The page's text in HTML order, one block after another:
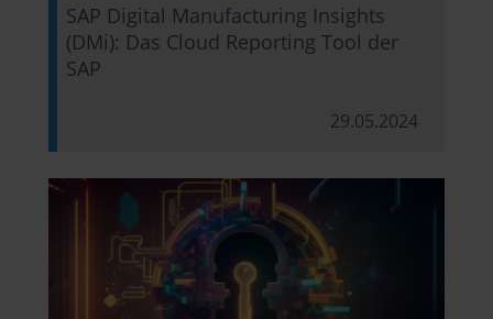
SAP Digital Manufacturing Insights
(DMi): Das Cloud Reporting Tool der
SAP
29.05.2024